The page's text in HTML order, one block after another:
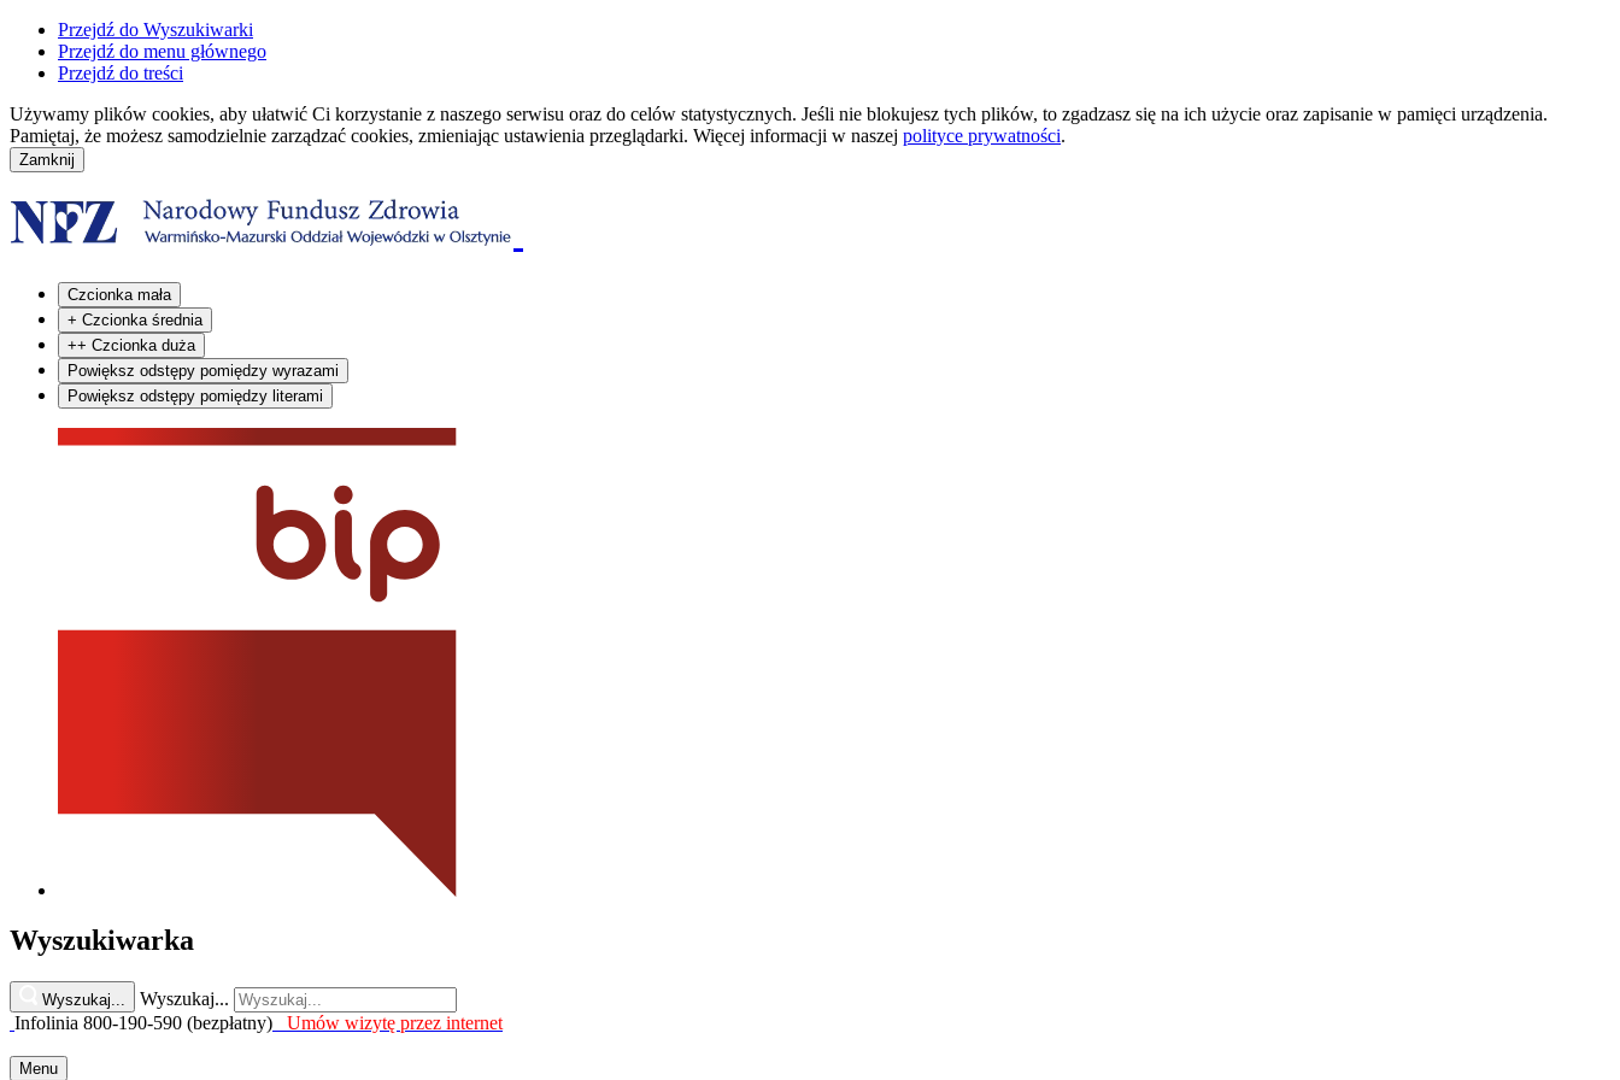
Przejdź do Wyszukiwarki
Przejdź do menu głównego
Przejdź do treści
Używamy plików cookies, aby ułatwić Ci korzystanie z naszego serwisu oraz do celów statystycznych. Jeśli nie blokujesz tych plików, to zgadzasz się na ich użycie oraz zapisanie w pamięci urządzenia.
Pamiętaj, że możesz samodzielnie zarządzać cookies, zmieniając ustawienia przeglądarki. Więcej informacji w naszej polityce prywatności.
Czcionka mała
+ Czcionka średnia
++ Czcionka duża
Powiększ odstępy pomiędzy wyrazami
Powiększ odstępy pomiędzy literami
Wyszukiwarka
Wyszukaj...
Wyszukaj...
Infolinia 800-190-590 (bezpłatny)
Umów wizytę przez internet
Menu